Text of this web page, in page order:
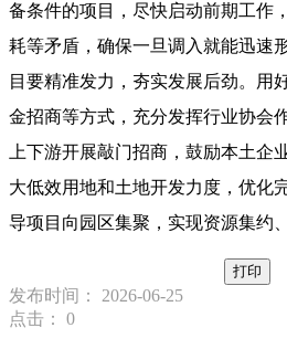
备条件的项目，尽快启动前期工作
耗等矛盾，确保一旦调入就能迅速
目要精准发力，夯实发展后劲。用
金招商等方式，充分发挥行业协会
上下游开展敲门招商，鼓励本土企
大低效用地和土地开发力度，优化
导项目向园区集聚，实现资源集约
打印
发布时间： 2026-06-25
点击： 0